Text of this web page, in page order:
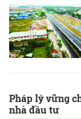
Pháp lý vững
nhà đầu tư